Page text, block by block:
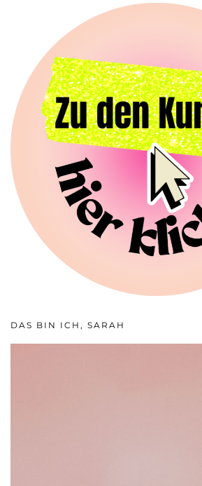
DAS BIN ICH, SARAH